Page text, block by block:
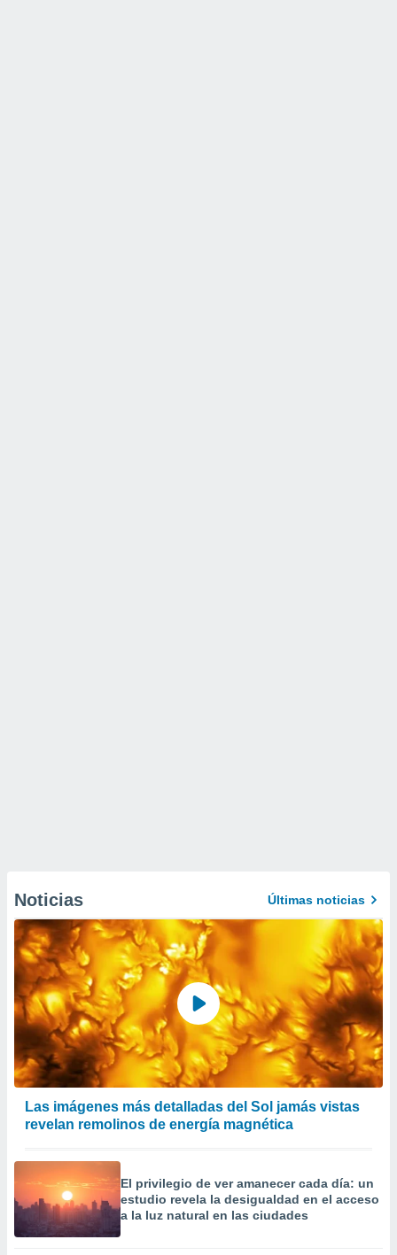
Noticias Últimas noticias
Las imágenes más detalladas del Sol jamás vistas
revelan remolinos de energía magnética
El privilegio de ver amanecer cada día: un
estudio revela la desigualdad en el acceso
a la luz natural en las ciudades